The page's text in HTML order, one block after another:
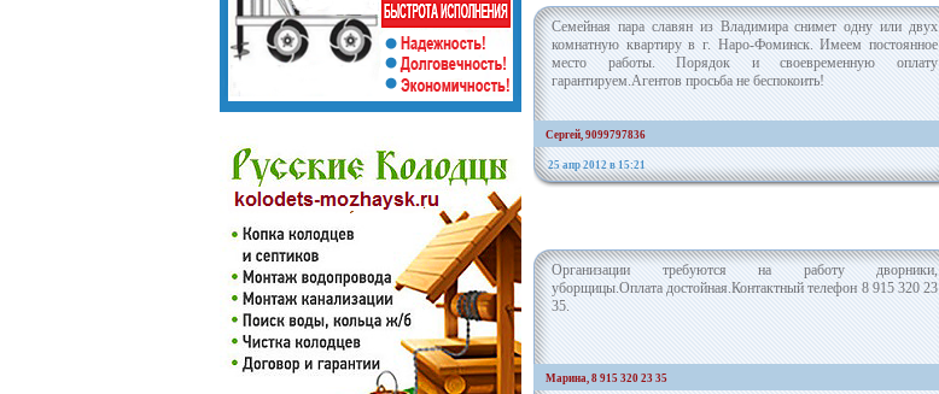
Семейная пара славян из Владимира снимет одну или двух
комнатную квартиру в г. Наро-Фоминск. Имеем постоянное
место работы. Порядок и своевременную оплату
гарантируем.Агентов просьба не беспокоить!
Сергей, 9099797836
25 апр 2012 в 15:21
Организации требуются на работу дворники,
уборщицы.Оплата достойная.Контактный телефон 8 915 320 23
35.
Марина, 8 915 320 23 35